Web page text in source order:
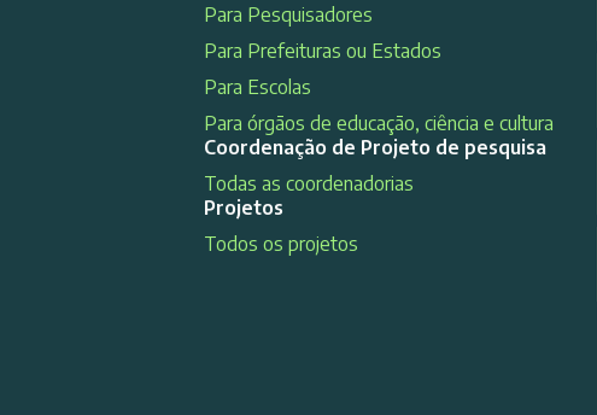
Para Pesquisadores
Para Prefeituras ou Estados
Para Escolas
Para órgãos de educação, ciência e cultura
Coordenação de Projeto de pesquisa
Todas as coordenadorias
Projetos
Todos os projetos